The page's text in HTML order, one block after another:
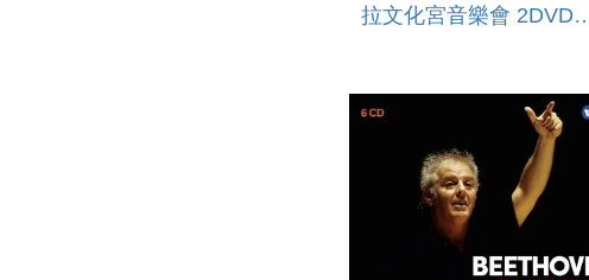
拉文化宮音樂會 2DVD
RAMALLAH CONCERT